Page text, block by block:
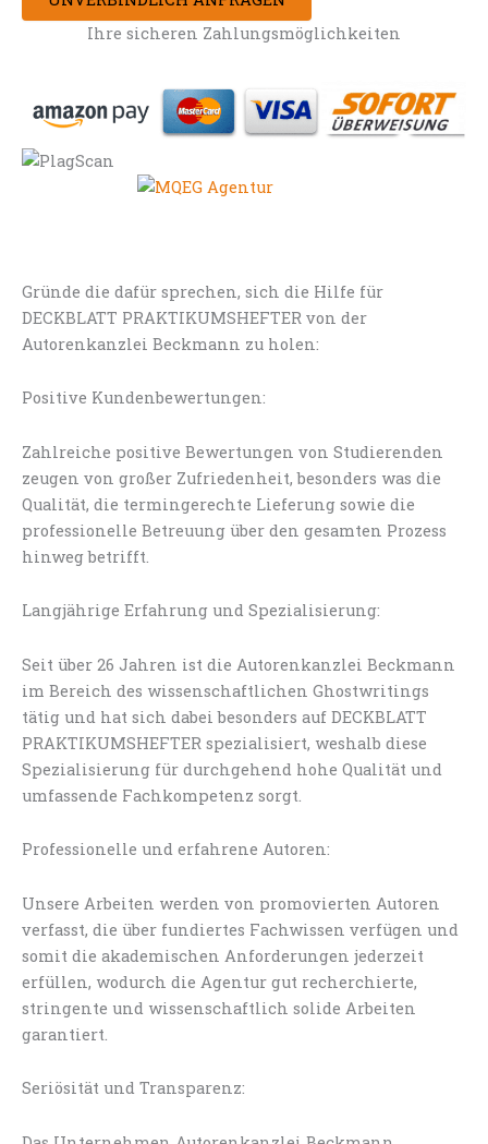
Ihre sicheren Zahlungsmöglichkeiten
Gründe die dafür sprechen, sich die Hilfe für
DECKBLATT PRAKTIKUMSHEFTER von der
Autorenkanzlei Beckmann zu holen:
Positive Kundenbewertungen:
Zahlreiche positive Bewertungen von Studierenden
zeugen von großer Zufriedenheit, besonders was die
Qualität, die termingerechte Lieferung sowie die
professionelle Betreuung über den gesamten Prozess
hinweg betrifft.
Langjährige Erfahrung und Spezialisierung:
Seit über 26 Jahren ist die Autorenkanzlei Beckmann
im Bereich des wissenschaftlichen Ghostwritings
tätig und hat sich dabei besonders auf DECKBLATT
PRAKTIKUMSHEFTER spezialisiert, weshalb diese
Spezialisierung für durchgehend hohe Qualität und
umfassende Fachkompetenz sorgt.
Professionelle und erfahrene Autoren:
Unsere Arbeiten werden von promovierten Autoren
verfasst, die über fundiertes Fachwissen verfügen und
somit die akademischen Anforderungen jederzeit
erfüllen, wodurch die Agentur gut recherchierte,
stringente und wissenschaftlich solide Arbeiten
garantiert.
Seriösität und Transparenz: